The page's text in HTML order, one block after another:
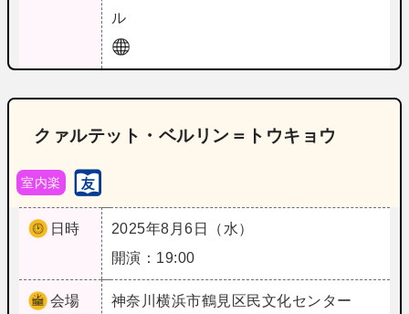
ル
クァルテット・ベルリン＝トウキョウ
室内楽
日時
2025年8月6日（水）
開演：19:00
会場 神奈川横浜市鶴見区民文化センター